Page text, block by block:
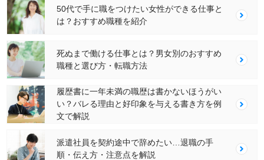
50代で手に職をつけたい女性ができる仕事と
は？おすすめ職種を紹介
死ぬまで働ける仕事とは？男女別のおすすめ
職種と選び方・転職方法
履歴書に一年未満の職歴は書かないほうがい
い？バレる理由と好印象を与える書き方を例
文で解説
派遣社員を契約途中で辞めたい…退職の手
順・伝え方・注意点を解説